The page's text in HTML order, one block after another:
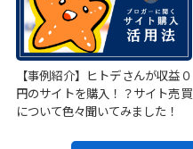
【事例紹介】ヒトデさんが収益０
円のサイトを購入！？サイト売買
について色々聞いてみました！